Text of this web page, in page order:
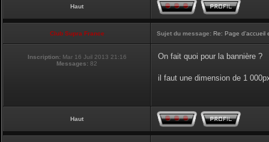
Haut
Club Supra France Sujet du message: Re: Page d'accueil
Inscription: Mar 16 Juil 2013 21:16
Messages: 82
On fait quoi pour la bannière ?
il faut une dimension de 1
Haut